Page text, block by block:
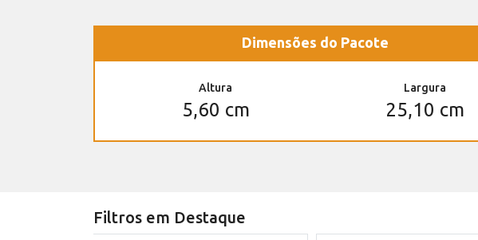
Dimensões do Pacote
Altura
5,60 cm
Largura
25,10 cm
Filtros em Destaque